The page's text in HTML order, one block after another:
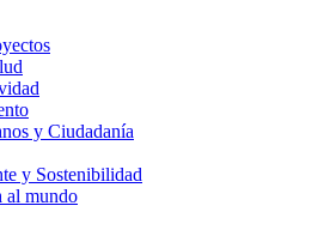
y Ciudadanía
y Sostenibilidad
al mundo